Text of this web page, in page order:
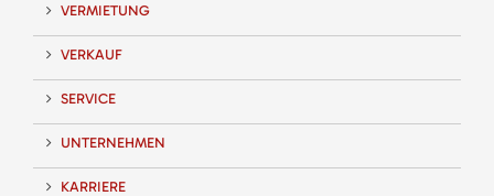
VERMIETUNG
VERKAUF
SERVICE
UNTERNEHMEN
KARRIERE